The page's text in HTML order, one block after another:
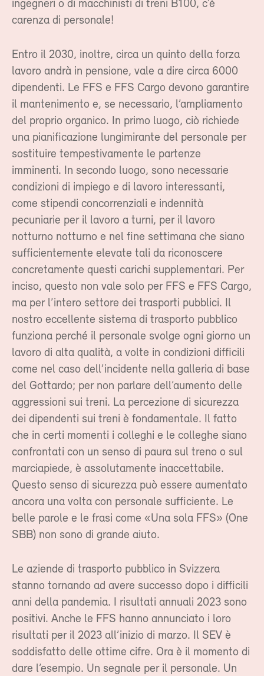
ingegneri o di macchinisti di treni B100, c’è
carenza di personale!
Entro il 2030, inoltre, circa un quinto della forza
lavoro andrà in pensione, vale a dire circa 6000
dipendenti. Le FFS e FFS Cargo devono garantire
il mantenimento e, se necessario, l’ampliamento
del proprio organico. In primo luogo, ciò richiede
una pianificazione lungimirante del personale per
sostituire tempestivamente le partenze
imminenti. In secondo luogo, sono necessarie
condizioni di impiego e di lavoro interessanti,
come stipendi concorrenziali e indennità
pecuniarie per il lavoro a turni, per il lavoro
notturno notturno e nel fine settimana che siano
sufficientemente elevate tali da riconoscere
concretamente questi carichi supplementari. Per
inciso, questo non vale solo per FFS e FFS Cargo,
ma per l’intero settore dei trasporti pubblici. Il
nostro eccellente sistema di trasporto pubblico
funziona perché il personale svolge ogni giorno un
lavoro di alta qualità, a volte in condizioni difficili
come nel caso dell’incidente nella galleria di base
del Gottardo; per non parlare dell’aumento delle
aggressioni sui treni. La percezione di sicurezza
dei dipendenti sui treni è fondamentale. Il fatto
che in certi momenti i colleghi e le colleghe siano
confrontati con un senso di paura sul treno o sul
marciapiede, è assolutamente inaccettabile.
Questo senso di sicurezza può essere aumentato
ancora una volta con personale sufficiente. Le
belle parole e le frasi come «Una sola FFS» (One
SBB) non sono di grande aiuto.
Le aziende di trasporto pubblico in Svizzera
stanno tornando ad avere successo dopo i difficili
anni della pandemia. I risultati annuali 2023 sono
positivi. Anche le FFS hanno annunciato i loro
risultati per il 2023 all’inizio di marzo. Il SEV è
soddisfatto delle ottime cifre. Ora è il momento di
dare l’esempio. Un segnale per il personale. Un